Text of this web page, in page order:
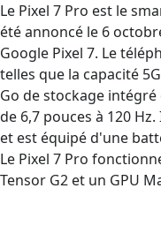
Le Pixel 7 Pro est le
été annoncé le 6
Google Pixel 7. Le
telles que la capacité
Go de stockage intégré
de 6,7 pouces à 120
et est équipé d'une
Le Pixel 7 Pro
Tensor G2 et un GPU